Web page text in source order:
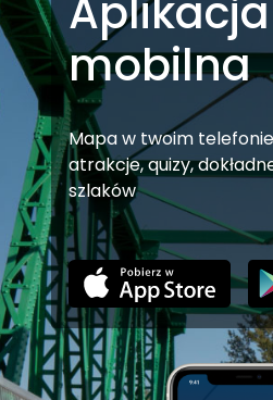
Aplikacja
mobilna
Mapa w twoim
atrakcje, quizy,
szlaków